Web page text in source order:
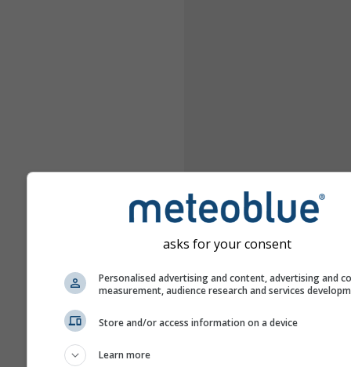
asks for your consent
Personalised advertising and content, advertising and
measurement, audience research and services
Store and/or access information on a device
Learn more